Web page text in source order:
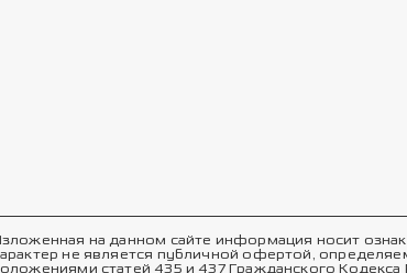
на данном сайте информация носит
не является публичной офертой,
статей 435 и 437 Гражданского Кодекса